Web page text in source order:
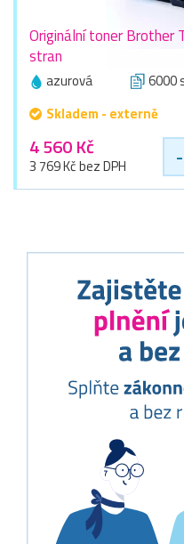
Originální toner
stran
azurová 6000
Skladem - externě
4 560 Kč
3 769 Kč bez DPH -